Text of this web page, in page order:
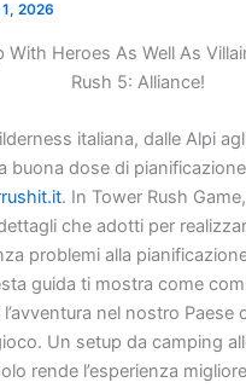
2026
italiana, dalle Alpi
buona dose di
. In Tower Rush
che adotti per
problemi alla
guida ti mostra come
nel nostro Paese
Un setup da camping
rende l’esperienza